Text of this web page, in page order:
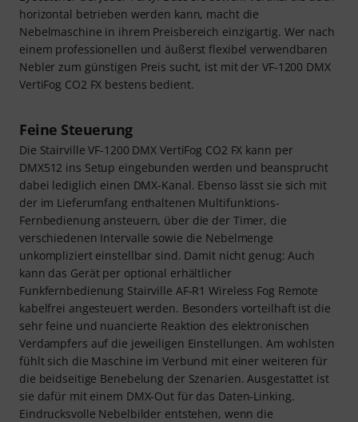
horizontal betrieben werden kann, macht die
Nebelmaschine in ihrem Preisbereich einzigartig. Wer nach
einem professionellen und äußerst flexibel verwendbaren
Nebler zum günstigen Preis sucht, ist mit der VF-1200 DMX
VertiFog CO2 FX bestens bedient.
Feine Steuerung
Die Stairville VF-1200 DMX VertiFog CO2 FX kann per
DMX512 ins Setup eingebunden werden und beansprucht
dabei lediglich einen DMX-Kanal. Ebenso lässt sie sich mit
der im Lieferumfang enthaltenen Multifunktions-
Fernbedienung ansteuern, über die der Timer, die
verschiedenen Intervalle sowie die Nebelmenge
unkompliziert einstellbar sind. Damit nicht genug: Auch
kann das Gerät per optional erhältlicher
Funkfernbedienung Stairville AF-R1 Wireless Fog Remote
kabelfrei angesteuert werden. Besonders vorteilhaft ist die
sehr feine und nuancierte Reaktion des elektronischen
Verdampfers auf die jeweiligen Einstellungen. Am wohlsten
fühlt sich die Maschine im Verbund mit einer weiteren für
die beidseitige Benebelung der Szenarien. Ausgestattet ist
sie dafür mit einem DMX-Out für das Daten-Linking.
Eindrucksvolle Nebelbilder entstehen, wenn die